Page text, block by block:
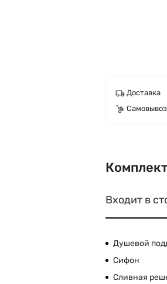
Доставка
Самовывоз
Входит в
Душевой
Сифон
Сливная